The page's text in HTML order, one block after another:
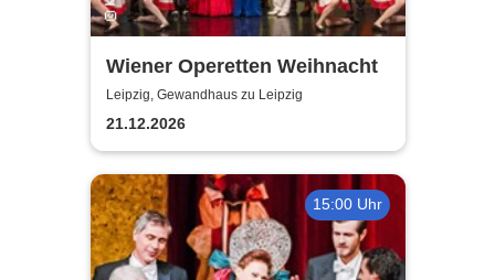
Wiener Operetten Weihnacht
Leipzig, Gewandhaus zu Leipzig
21.12.2026
15:00 Uhr